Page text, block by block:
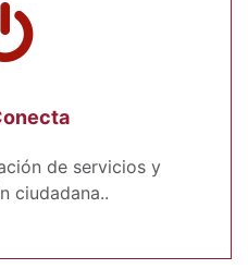
de servicios y
ciudadana..